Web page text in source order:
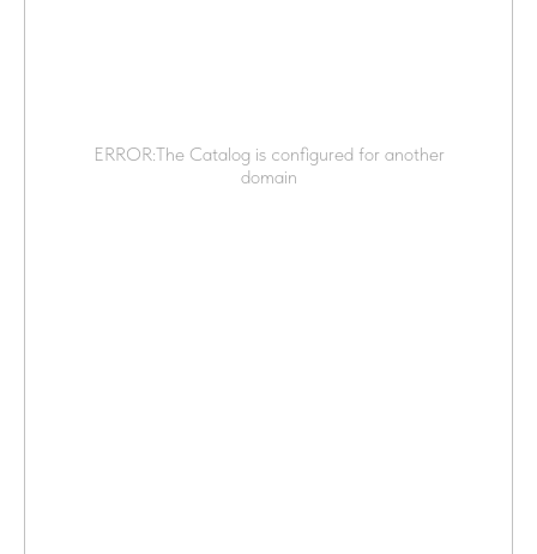
ERROR:The Catalog is configured for another
domain